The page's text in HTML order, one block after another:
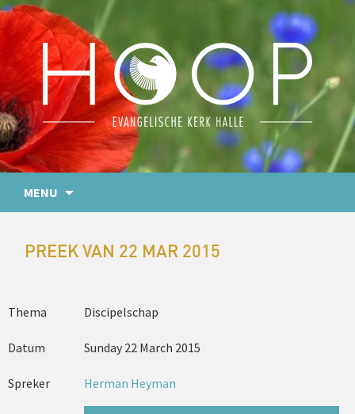
MENU
PREEK VAN 22 MAR 2015
Thema Discipelschap
Datum Sunday 22 March 2015
Spreker Herman Heyman